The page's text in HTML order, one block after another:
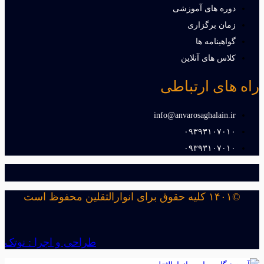
دوره های آموزشی
زمان برگزاری
گواهینامه ها
کلاس های آنلاین
راه های ارتباطی
info@anvarosaghalain.ir​
۰۹۳۹۳۱۰۷۰۱۰​
۰۹۳۹۳۱۰۷۰۱۰​
©۱۴۰۱ کلیه حقوق برای انوارالثقلین محفوظ است
طراحی و اجرا : نوتک